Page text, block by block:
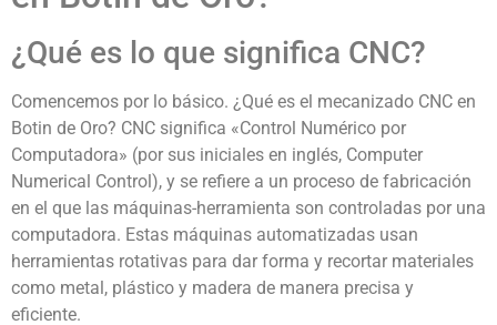
¿Qué es lo que significa CNC?
Comencemos por lo básico. ¿Qué es el mecanizado CNC en
Botin de Oro? CNC significa «Control Numérico por
Computadora» (por sus iniciales en inglés, Computer
Numerical Control), y se refiere a un proceso de fabricación
en el que las máquinas-herramienta son controladas por una
computadora. Estas máquinas automatizadas usan
herramientas rotativas para dar forma y recortar materiales
como metal, plástico y madera de manera precisa y
eficiente.